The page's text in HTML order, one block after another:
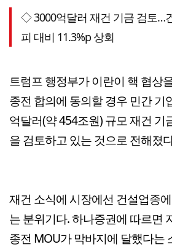
◇ 3000억달러 재건 기금 검토…
피 대비 11.3%p 상회
트럼프 행정부가 이란이 핵 협상
종전 합의에 동의할 경우 민간 기
억달러(약 454조원) 규모 재건 기
을 검토하고 있는 것으로 전해졌
재건 소식에 시장에선 건설업종
는 분위기다. 하나증권에 따르면
종전 MOU가 막바지에 달했다는